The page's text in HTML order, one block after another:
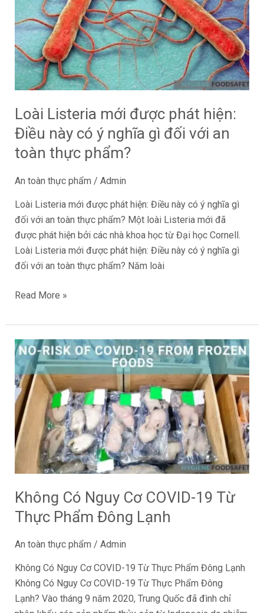
Loài Listeria mới được phát hiện:
Điều này có ý nghĩa gì đối với an
toàn thực phẩm?
An toàn thực phẩm / Admin
Loài Listeria mới được phát hiện: Điều này có ý nghĩa gì
đối với an toàn thực phẩm? Một loài Listeria mới đã
được phát hiện bởi các nhà khoa học từ Đại học Cornell.
Loài Listeria mới được phát hiện: Điều này có ý nghĩa gì
đối với an toàn thực phẩm? Năm loài
được
phát
hiện:
Điều
này
có
nghĩa
gì
đối
an
thực
phẩm?
Read More »
Không Có Nguy Cơ COVID-19 Từ
Thực Phẩm Đông Lạnh
An toàn thực phẩm / Admin
Không Có Nguy Cơ COVID-19 Từ Thực Phẩm Đông Lạnh
Không Có Nguy Cơ COVID-19 Từ Thực Phẩm Đông
Lạnh? Vào tháng 9 năm 2020, Trung Quốc đã đình chỉ
Không
Có
Nguy
Cơ
COVID-
19
Từ
Thực
Phẩm
Lạnh